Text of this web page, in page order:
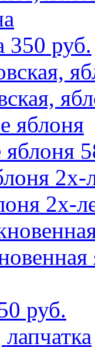
350 руб.
яблоня
2х-
руб.